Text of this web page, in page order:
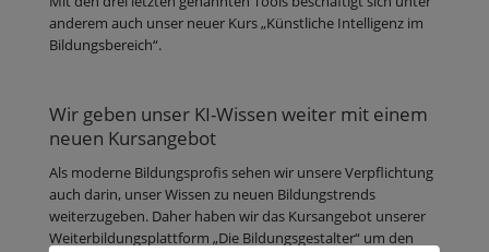
anderem auch unser neuer Kurs „Künstliche Intelligenz im
Bildungsbereich“.
Wir geben unser KI-Wissen weiter mit einem
neuen Kursangebot
Als moderne Bildungsprofis sehen wir unsere Verpflichtung
auch darin, unser Wissen zu neuen Bildungstrends
weiterzugeben. Daher haben wir das Kursangebot unserer
Weiterbildungsplattform „Die Bildungsgestalter“ um den